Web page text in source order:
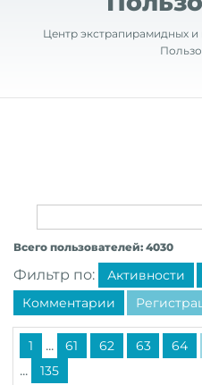
Центр экстрапирамидных и
Всего пользователей: 4030
Фильтр по: Активности
Комментарии
1 ... 61 62 63 64
... 135